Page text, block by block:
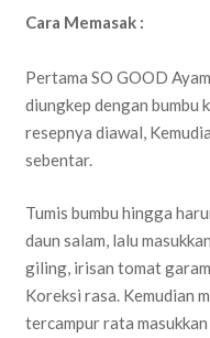
Cara Memasak :
Pertama SO GOOD
diungkep dengan bumbu
resepnya diawal,
sebentar.
Tumis bumbu hingga
daun salam, lalu
giling, irisan tomat
Koreksi rasa. Kemudian
tercampur rata